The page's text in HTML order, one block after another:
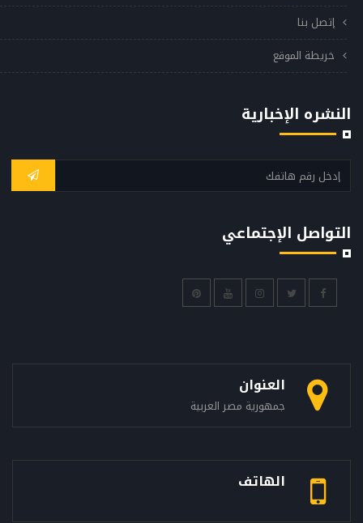
إتصل بنا
خريطة الموقع
النشره الإخبارية
التواصل الإجتماعي
العنوان
جمهورية مصر العربية
الهاتف